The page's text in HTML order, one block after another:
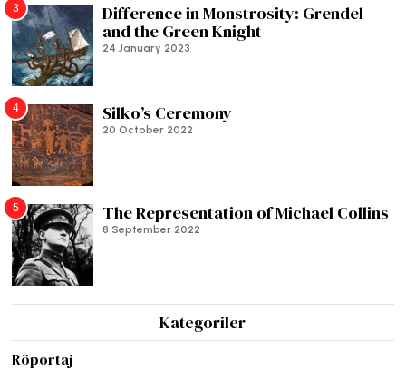
3
Difference in Monstrosity: Grendel
and the Green Knight
24 January 2023
4 Silko’s Ceremony
20 October 2022
5 The Representation of Michael Collins
8 September 2022
Kategoriler
Röportaj